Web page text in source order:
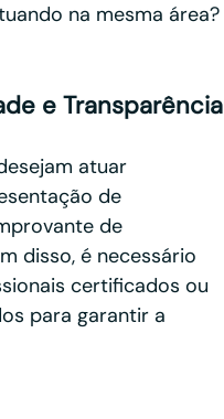
na mesma área?
e Transparência
atuar
de
de
disso, é necessário
certificados ou
para garantir a